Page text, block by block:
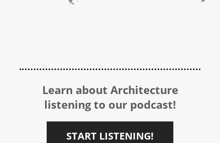
Learn about Architecture
listening to our podcast!
START LISTENING!